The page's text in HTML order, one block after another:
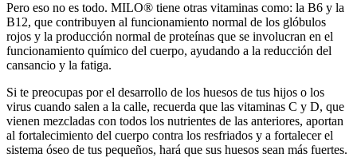
Pero eso no es todo. MILO® tiene otras vitaminas como: la B6 y la
B12, que contribuyen al funcionamiento normal de los glóbulos
rojos y la producción normal de proteínas que se involucran en el
funcionamiento químico del cuerpo, ayudando a la reducción del
cansancio y la fatiga.
Si te preocupas por el desarrollo de los huesos de tus hijos o los
virus cuando salen a la calle, recuerda que las vitaminas C y D, que
vienen mezcladas con todos los nutrientes de las anteriores, aportan
al fortalecimiento del cuerpo contra los resfriados y a fortalecer el
sistema óseo de tus pequeños, hará que sus huesos sean más fuertes.